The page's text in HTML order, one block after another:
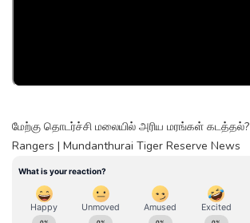
மேற்கு தொடர்ச்சி மலையில் அரிய மரங்கள் கடத்தல்?
Rangers | Mundanthurai Tiger Reserve News